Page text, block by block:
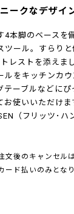
ークなデザイ
4本脚のベースを
ツール。すらり
レストを添えま
ルをキッチンカ
テーブルなどに
使いいただけま
（フリッツ･ハ
後のキャンセル
ド払いのみとなり